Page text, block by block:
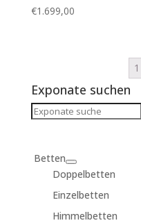
€1.699,00
1
Exponate suchen
Search
Betten
Doppelbetten
Einzelbetten
Himmelbetten